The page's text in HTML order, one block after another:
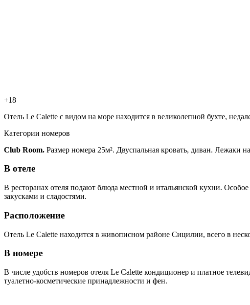
+18
Отель Le Calette с видом на море находится в великолепной бухте,
Категории номеров
Club Room. Размер номера 25м². Двуспальная кровать, диван. Лежаки
В отеле
В ресторанах отеля подают блюда местной и итальянской кухни.
закусками и сладостями.
Расположение
Отель Le Calette находится в живописном районе Сицилии, всего в
В номере
В числе удобств номеров отеля Le Calette кондиционер и платное
туалетно-косметические принадлежности и фен.